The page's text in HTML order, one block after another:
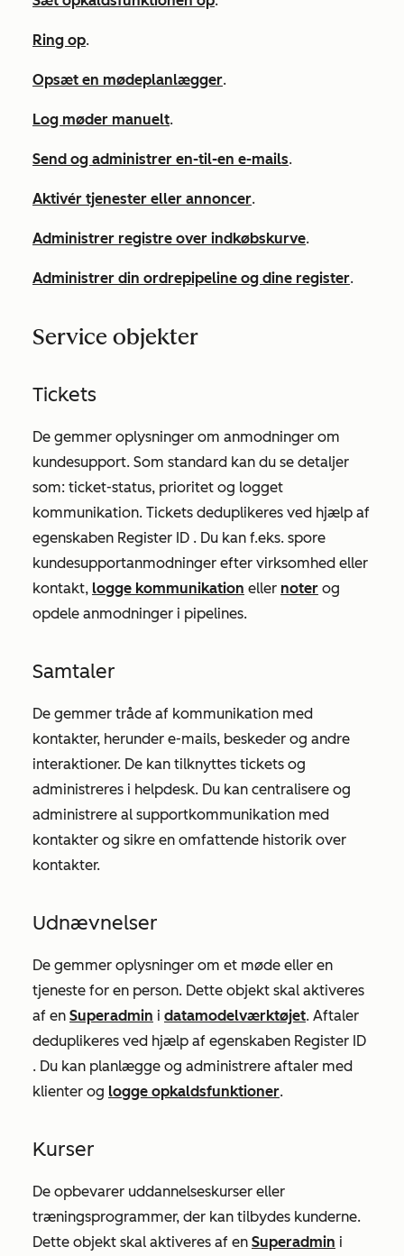
Ring op.
Opsæt en mødeplanlægger.
Log møder manuelt.
Send og administrer en-til-en e-mails.
Aktivér tjenester eller annoncer.
Administrer registre over indkøbskurve.
Administrer din ordrepipeline og dine register.
Service objekter
Tickets
De gemmer oplysninger om anmodninger om
kundesupport. Som standard kan du se detaljer
som: ticket-status, prioritet og logget
kommunikation. Tickets deduplikeres ved hjælp af
egenskaben Register ID . Du kan f.eks. spore
kundesupportanmodninger efter virksomhed eller
kontakt, logge kommunikation eller noter og
opdele anmodninger i pipelines.
Samtaler
De gemmer tråde af kommunikation med
kontakter, herunder e-mails, beskeder og andre
interaktioner. De kan tilknyttes tickets og
administreres i helpdesk. Du kan centralisere og
administrere al supportkommunikation med
kontakter og sikre en omfattende historik over
kontakter.
Udnævnelser
De gemmer oplysninger om et møde eller en
tjeneste for en person. Dette objekt skal aktiveres
af en Superadmin i datamodelværktøjet. Aftaler
deduplikeres ved hjælp af egenskaben Register ID
. Du kan planlægge og administrere aftaler med
klienter og logge opkaldsfunktioner.
Kurser
De opbevarer uddannelseskurser eller
træningsprogrammer, der kan tilbydes kunderne.
Dette objekt skal aktiveres af en Superadmin i